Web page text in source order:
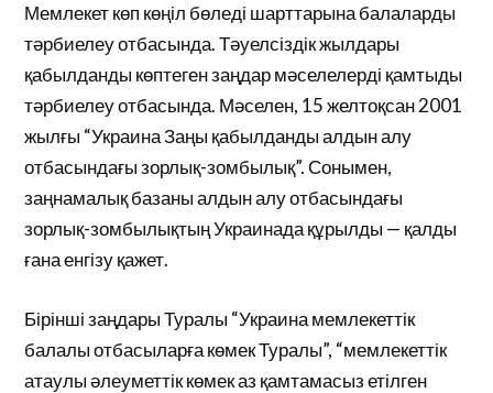
Мемлекет көп көңіл бөледі шарттарына балаларды
тәрбиелеу отбасында. Тәуелсіздік жылдары
қабылданды көптеген заңдар мәселелерді қамтыды
тәрбиелеу отбасында. Мәселен, 15 желтоқсан 2001
жылғы “Украина Заңы қабылданды алдын алу
отбасындағы зорлық-зомбылық”. Сонымен,
заңнамалық базаны алдын алу отбасындағы
зорлық-зомбылықтың Украинада құрылды — қалды
ғана енгізу қажет.
Бірінші заңдары Туралы “Украина мемлекеттік
балалы отбасыларға көмек Туралы”, “мемлекеттік
атаулы әлеуметтік көмек аз қамтамасыз етілген